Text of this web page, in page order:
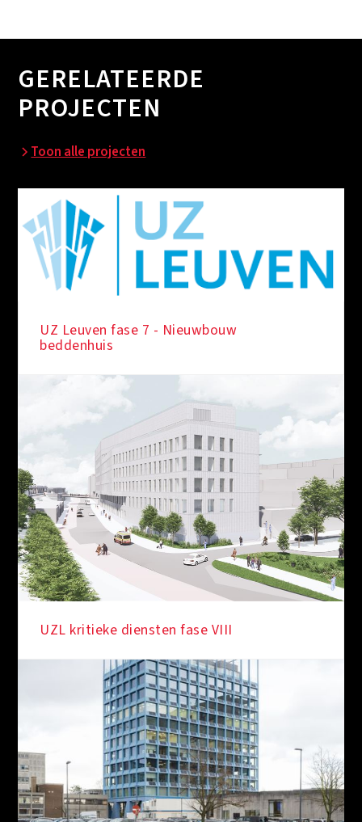
GERELATEERDE
PROJECTEN
Toon alle projecten
UZ Leuven fase 7 - Nieuwbouw
beddenhuis
UZL kritieke diensten fase VIII